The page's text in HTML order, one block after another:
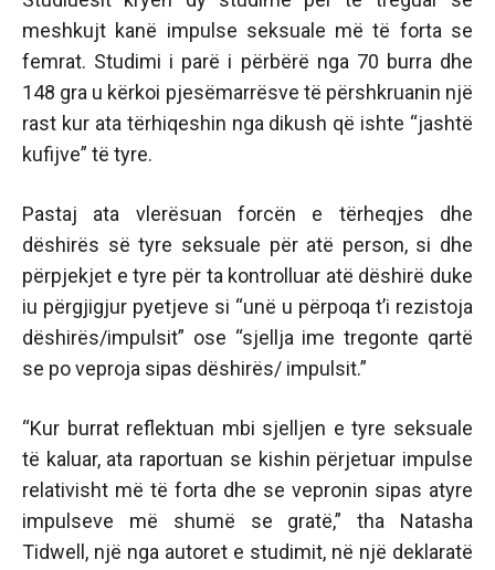
meshkujt kanë impulse seksuale më të forta se
femrat. Studimi i parë i përbërë nga 70 burra dhe
148 gra u kërkoi pjesëmarrësve të përshkruanin një
rast kur ata tërhiqeshin nga dikush që ishte “jashtë
kufijve” të tyre.
Pastaj ata vlerësuan forcën e tërheqjes dhe
dëshirës së tyre seksuale për atë person, si dhe
përpjekjet e tyre për ta kontrolluar atë dëshirë duke
iu përgjigjur pyetjeve si “unë u përpoqa t’i rezistoja
dëshirës/impulsit” ose “sjellja ime tregonte qartë
se po veproja sipas dëshirës/ impulsit.”
“Kur burrat reflektuan mbi sjelljen e tyre seksuale
të kaluar, ata raportuan se kishin përjetuar impulse
relativisht më të forta dhe se vepronin sipas atyre
impulseve më shumë se gratë,” tha Natasha
Tidwell, një nga autoret e studimit, në një deklaratë